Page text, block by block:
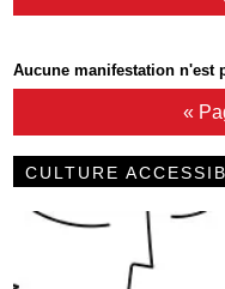
Aucune manifestation n'est
«
CULTURE